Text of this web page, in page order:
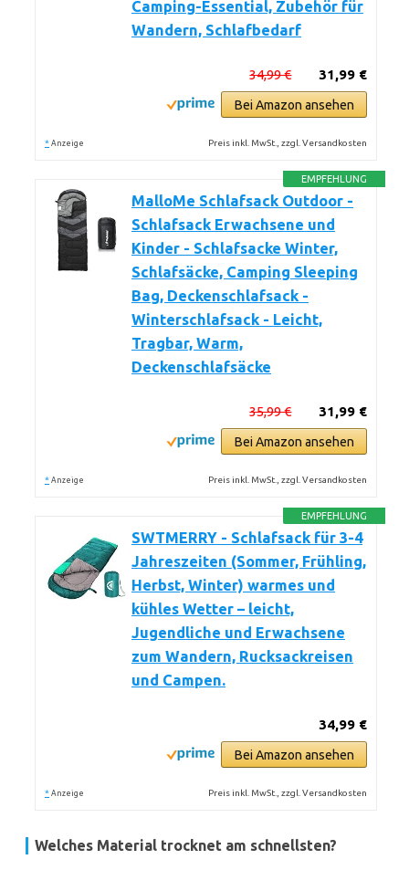
Camping-Essential, Zubehör für
Wandern, Schlafbedarf
31,99 €
34,99 €
Bei Amazon ansehen
* Anzeige Preis inkl. MwSt., zzgl. Versandkosten
EMPFEHLUNG
MalloMe Schlafsack Outdoor -
Schlafsack Erwachsene und
Kinder - Schlafsacke Winter,
Schlafsäcke, Camping Sleeping
Bag, Deckenschlafsack -
Winterschlafsack - Leicht,
Tragbar, Warm,
Deckenschlafsäcke
31,99 €
35,99 €
Bei Amazon ansehen
* Anzeige Preis inkl. MwSt., zzgl. Versandkosten
EMPFEHLUNG
SWTMERRY - Schlafsack für 3-4
Jahreszeiten (Sommer, Frühling,
Herbst, Winter) warmes und
kühles Wetter – leicht,
Jugendliche und Erwachsene
zum Wandern, Rucksackreisen
und Campen.
34,99 €
Bei Amazon ansehen
* Anzeige Preis inkl. MwSt., zzgl. Versandkosten
Welches Material trocknet am schnellsten?